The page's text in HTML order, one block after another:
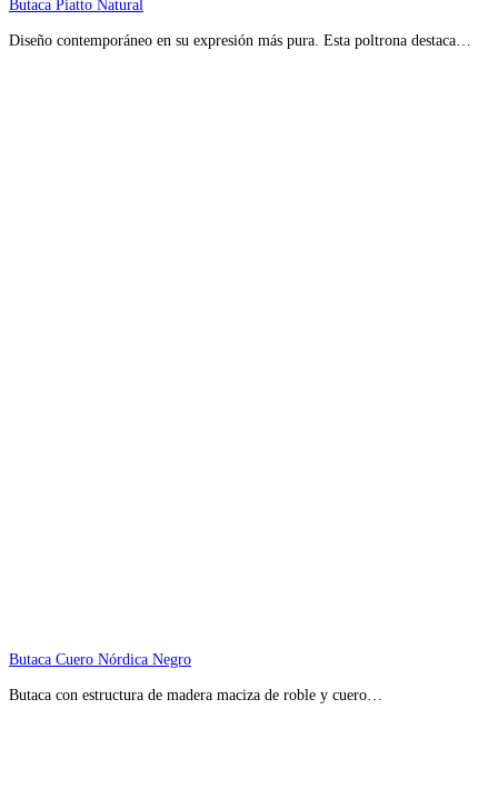
Butaca Piatto Natural
Diseño contemporáneo en su expresión más pura. Esta poltrona destaca…
Butaca Cuero Nórdica Negro
Butaca con estructura de madera maciza de roble y cuero…